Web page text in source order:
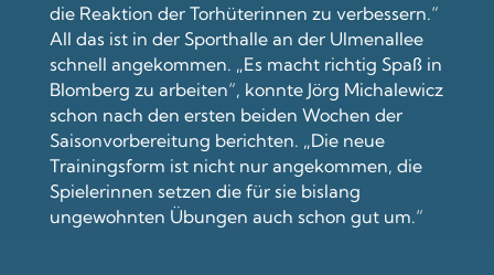
die Reaktion der Torhüterinnen zu verbessern.“
All das ist in der Sporthalle an der Ulmenallee
schnell angekommen. „Es macht richtig Spaß in
Blomberg zu arbeiten“, konnte Jörg Michalewicz
schon nach den ersten beiden Wochen der
Saisonvorbereitung berichten. „Die neue
Trainingsform ist nicht nur angekommen, die
Spielerinnen setzen die für sie bislang
ungewohnten Übungen auch schon gut um.“